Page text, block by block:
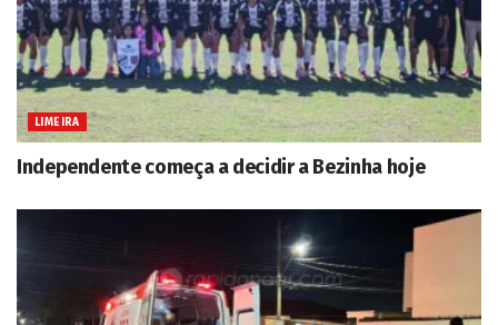
LIMEIRA
Independente começa a decidir a Bezinha hoje